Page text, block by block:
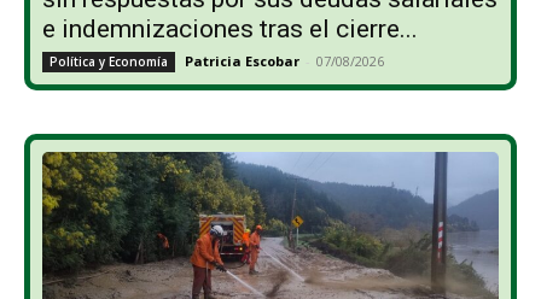
e indemnizaciones tras el cierre...
Política y Economía Patricia Escobar - 07/08/2026